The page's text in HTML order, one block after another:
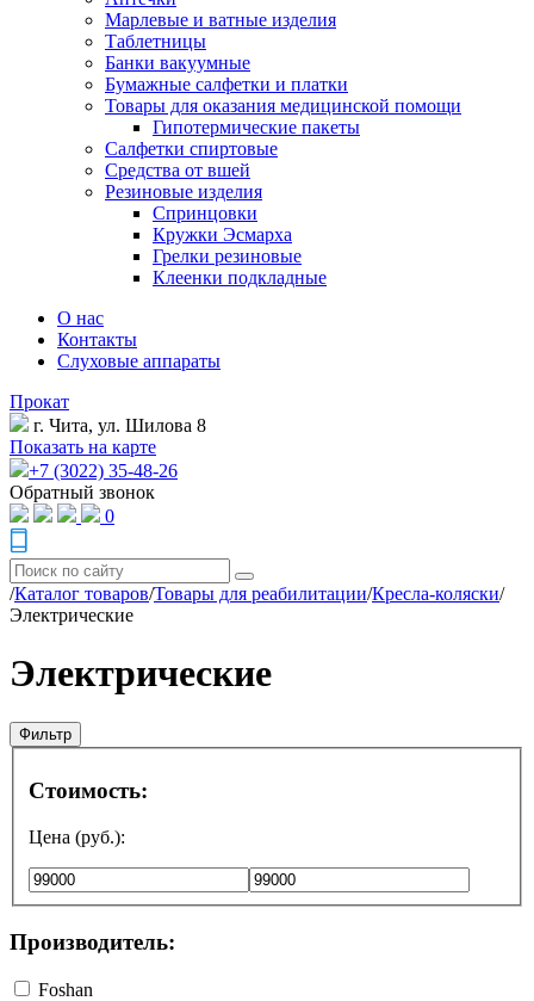
Марлевые и ватные изделия
Таблетницы
Банки вакуумные
Бумажные салфетки и платки
Товары для оказания медицинской помощи
Гипотермические пакеты
Салфетки спиртовые
Средства от вшей
Резиновые изделия
Спринцовки
Кружки Эсмарха
Грелки резиновые
Клеенки подкладные
О нас
Контакты
Слуховые аппараты
Прокат
г. Чита, ул. Шилова 8
Показать на карте
+7 (3022) 35-48-26
Обратный звонок
0
/Каталог товаров/Товары для реабилитации/Кресла-коляски/
Электрические
Электрические
Фильтр
Стоимость:
Цена (руб.):
Производитель:
Foshan